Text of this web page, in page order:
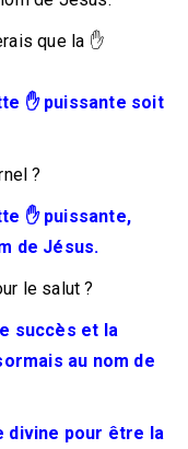
que la ✋
✋ puissante soit
?
✋ puissante,
de Jésus.
le salut ?
succès et la
au nom de
divine pour être la